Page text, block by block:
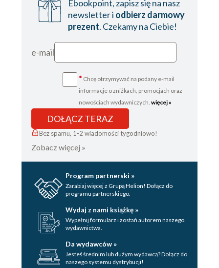
Ebookpoint, zapisz się na nasz
newsletter i odbierz darmowy
prezent. Czekamy na Ciebie!
e-mail
* Chcę otrzymywać na podany e-mail
informacje o zniżkach, promocjach oraz
nowościach wydawniczych. więcej »
DOŁĄCZ TERAZ
Bez spamu, 1-2 wiadomości tygodniowo!
Zobacz więcej »
Program partnerski »
Zarabiaj więcej z Grupą Helion! Dołącz do
programu partnerskiego.
Wydaj z nami książkę »
Wypełnij formularz i zostań autorem naszego
wydawnictwa.
Da wydawców »
Jesteś średnim lub dużym wydawcą? Dołącz do
naszego systemu dystrybucji!